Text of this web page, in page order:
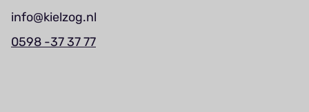
info@kielzog.nl
0598 -37 37 77